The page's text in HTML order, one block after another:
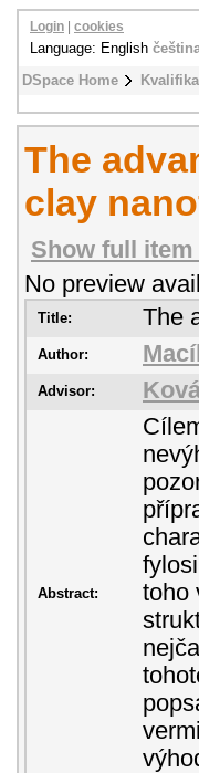
DSpace Home
Login cookies
Language: English
The
clay
Show full item
No preview
Title: The
Author:
Advisor:
Abstract:
toho